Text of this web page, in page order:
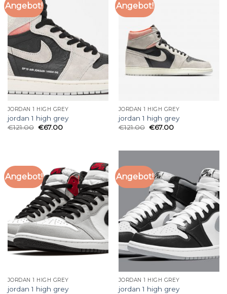
Angebot!
JORDAN 1 HIGH GREY
jordan 1 high grey
€121.00 €67.00
Angebot!
JORDAN 1 HIGH GREY
jordan 1 high grey
€121.00 €67.00
Angebot!
JORDAN 1 HIGH GREY
jordan 1 high grey
Angebot!
JORDAN 1 HIGH GREY
jordan 1 high grey